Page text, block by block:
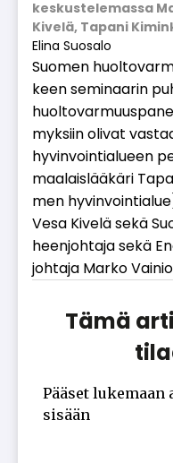
keskustelemassa
Kivelä, Tapani
Elina Suosalo
Suo­men
keen se­mi­naa­rin
myk­siin oli­vat
hy­vin­voin­ti­a­lu­een
maa­lais­lää­kä­ri
men
Vesa Ki­ve­lä sekä
heen­joh­ta­ja sekä
joh­ta­ja Mar­ko
Tämä
Pääset
sisään